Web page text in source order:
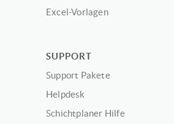
Excel-Vorlagen
SUPPORT
Support Pakete
Helpdesk
Schichtplaner Hilfe